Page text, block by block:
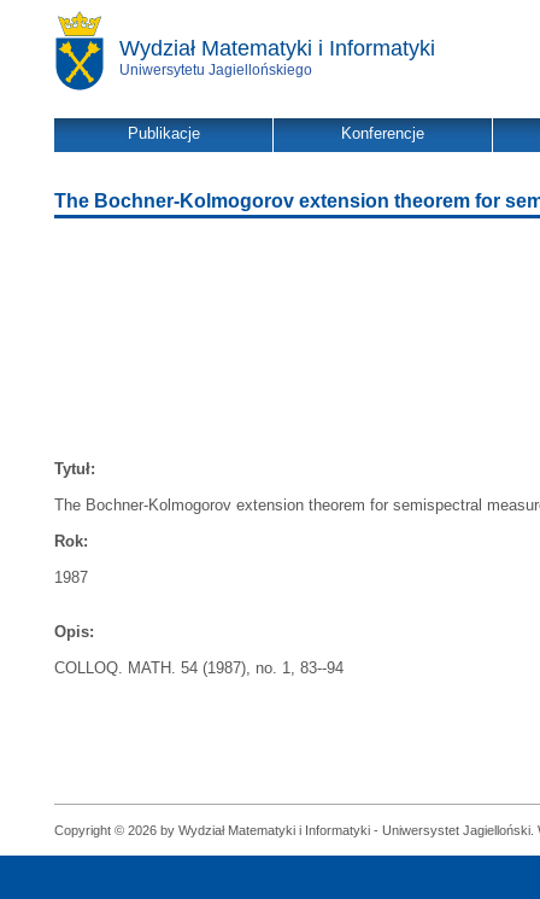
Wydział Matematyki i Informatyki
Uniwersytetu Jagiellońskiego
Publikacje Konferencje
The Bochner-Kolmogorov extension theorem for
Tytuł:
The Bochner-Kolmogorov extension theorem for semispectral
Rok:
1987
Opis:
COLLOQ. MATH. 54 (1987), no. 1, 83--94
Copyright © 2026 by Wydział Matematyki i Informatyki - Uniwersystet